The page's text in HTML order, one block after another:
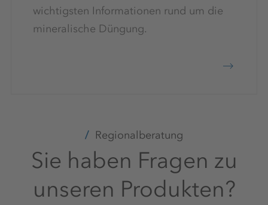
wichtigsten Informationen rund um die
mineralische Düngung.
Regionalberatung
Sie haben Fragen zu
unseren Produkten?